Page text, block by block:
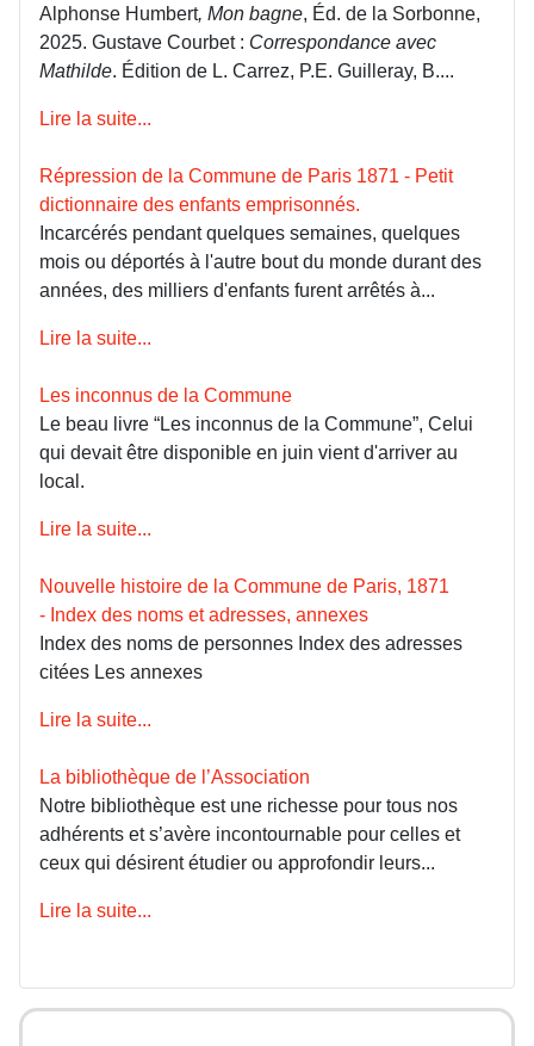
Alphonse Humbert, Mon bagne, Éd. de la Sorbonne,
2025. Gustave Courbet : Correspondance avec
Mathilde. Édition de L. Carrez, P.E. Guilleray, B....
Lire la suite...
Répression de la Commune de Paris 1871 - Petit
dictionnaire des enfants emprisonnés.
Incarcérés pendant quelques semaines, quelques
mois ou déportés à l'autre bout du monde durant des
années, des milliers d'enfants furent arrêtés à...
Lire la suite...
Les inconnus de la Commune
Le beau livre “Les inconnus de la Commune”, Celui
qui devait être disponible en juin vient d'arriver au
local.
Lire la suite...
Nouvelle histoire de la Commune de Paris, 1871
- Index des noms et adresses, annexes
Index des noms de personnes Index des adresses
citées Les annexes
Lire la suite...
La bibliothèque de l’Association
Notre bibliothèque est une richesse pour tous nos
adhérents et s’avère incontournable pour celles et
ceux qui désirent étudier ou approfondir leurs...
Lire la suite...